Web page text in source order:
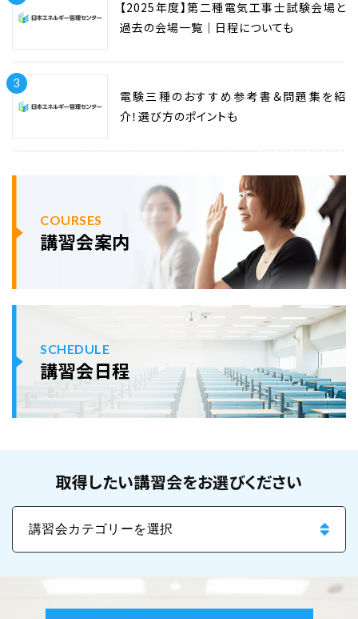
【2025年度】第二種電気工事士試験会場と
過去の会場一覧｜日程についても
3
電験三種のおすすめ参考書＆問題集を紹
介！選び方のポイントも
COURSES
講習会案内
SCHEDULE
講習会日程
取得したい講習会をお選びください